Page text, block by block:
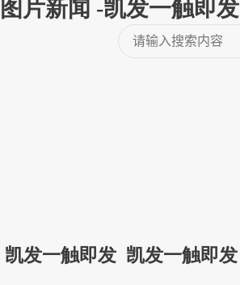
图片新闻 -凯发一触即发
凯发一触即发 凯发一触即发